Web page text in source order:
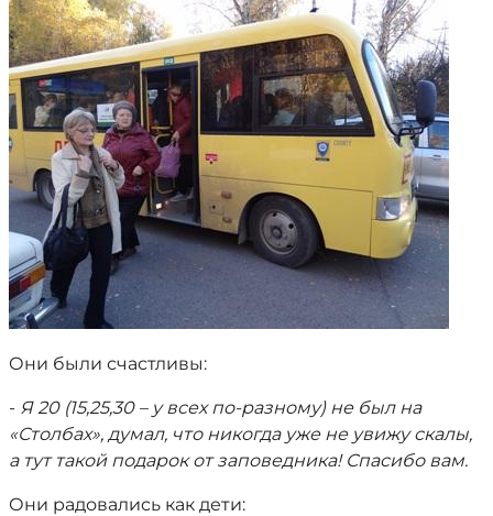
Они были счастливы:
- Я 20 (15,25,30 – у всех по-разному) не был на
«Столбах», думал, что никогда уже не увижу скалы,
а тут такой подарок от заповедника! Спасибо вам.
Они радовались как дети: